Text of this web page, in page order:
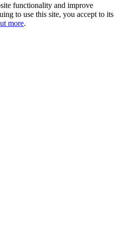
functionality and improve
to use this site, you accept to its
more.